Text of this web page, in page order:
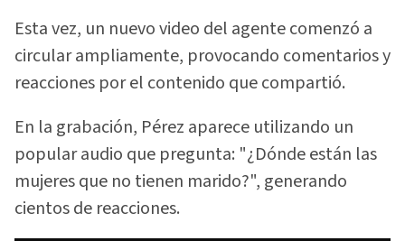
Esta vez, un nuevo video del agente comenzó a
circular ampliamente, provocando comentarios y
reacciones por el contenido que compartió.
En la grabación, Pérez aparece utilizando un
popular audio que pregunta: "¿Dónde están las
mujeres que no tienen marido?", generando
cientos de reacciones.